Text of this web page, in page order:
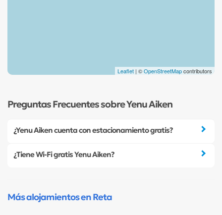
Leaflet | ©OpenStreetMapcontributors
Preguntas Frecuentes sobre Yenu Aiken
¿Yenu Aiken cuenta con estacionamiento gratis?
¿Tiene Wi-Fi gratis Yenu Aiken?
Más alojamientos en Reta